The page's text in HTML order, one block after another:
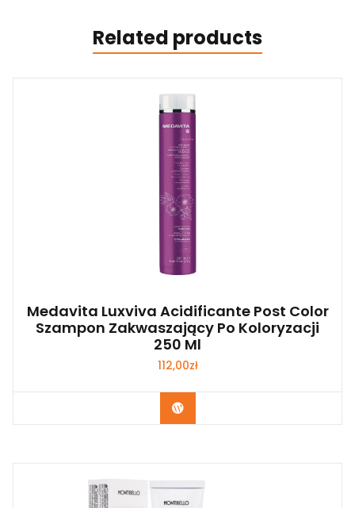
Related products
Medavita Luxviva Acidificante Post Color
Szampon Zakwaszający Po Koloryzacji
250 Ml
112,00zł
Zobacz